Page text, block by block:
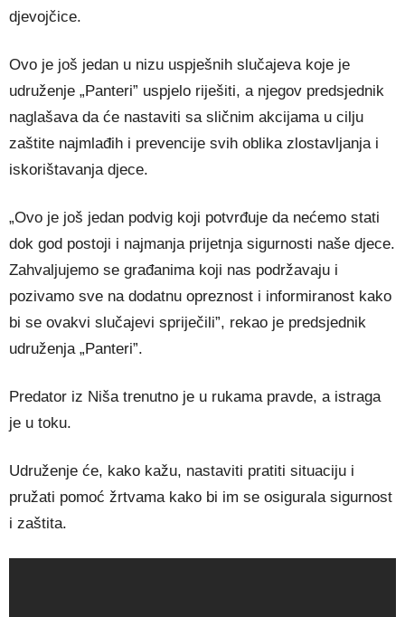
djevojčice.
Ovo je još jedan u nizu uspješnih slučajeva koje je
udruženje „Panteri” uspjelo riješiti, a njegov predsjednik
naglašava da će nastaviti sa sličnim akcijama u cilju
zaštite najmlađih i prevencije svih oblika zlostavljanja i
iskorištavanja djece.
„Ovo je još jedan podvig koji potvrđuje da nećemo stati
dok god postoji i najmanja prijetnja sigurnosti naše djece.
Zahvaljujemo se građanima koji nas podržavaju i
pozivamo sve na dodatnu opreznost i informiranost kako
bi se ovakvi slučajevi spriječili”, rekao je predsjednik
udruženja „Panteri”.
Predator iz Niša trenutno je u rukama pravde, a istraga
je u toku.
Udruženje će, kako kažu, nastaviti pratiti situaciju i
pružati pomoć žrtvama kako bi im se osigurala sigurnost
i zaštita.